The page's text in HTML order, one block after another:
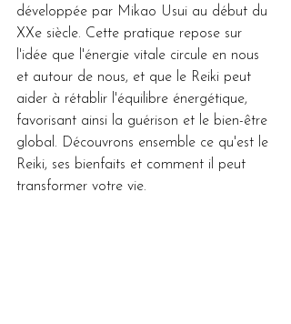
développée par Mikao Usui au début du
XXe siècle. Cette pratique repose sur
l'idée que l'énergie vitale circule en nous
et autour de nous, et que le Reiki peut
aider à rétablir l'équilibre énergétique,
favorisant ainsi la guérison et le bien-être
global. Découvrons ensemble ce qu'est le
Reiki, ses bienfaits et comment il peut
transformer votre vie.